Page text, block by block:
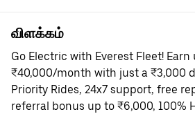
விளக்கம்
Go Electric with Everest Fleet! Earn
₹40,000/month with just a ₹3,000
Priority Rides, 24x7 support, free
referral bonus up to ₹6,000, 100%